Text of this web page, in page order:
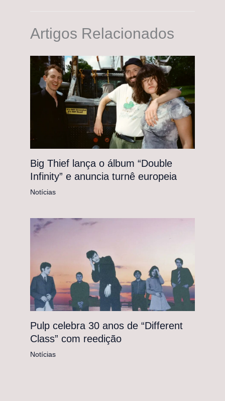
Artigos Relacionados
Big Thief lança o álbum “Double
Infinity” e anuncia turnê europeia
Notícias
Pulp celebra 30 anos de “Different
Class” com reedição
Notícias